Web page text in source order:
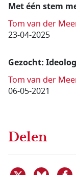
Met één stem
Tom van der
23-04-2025
Gezocht:
Tom van der
06-05-2021
Delen